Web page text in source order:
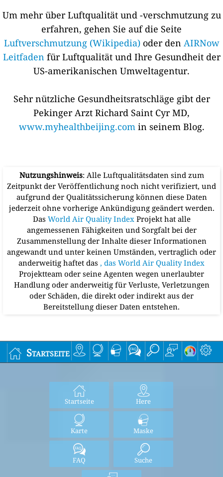
Um mehr über Luftqualität und -verschmutzung zu
erfahren, gehen Sie auf die Seite
Luftverschmutzung (Wikipedia)oder den AIRNow
Leitfaden für Luftqualität und Ihre Gesundheit der
US-amerikanischen Umweltagentur.
Sehr nützliche Gesundheitsratschläge gibt der
Pekinger Arzt Richard Saint Cyr MD,
www.myhealthbeijing.comin seinem Blog.
Nutzungshinweis: Alle Luftqualitätsdaten sind zum
Zeitpunkt der Veröffentlichung noch nicht verifiziert, und
aufgrund der Qualitätssicherung können diese Daten
jederzeit ohne vorherige Ankündigung geändert werden.
Das World Air Quality Index Projekt hat alle
angemessenen Fähigkeiten und Sorgfalt bei der
Zusammenstellung der Inhalte dieser Informationen
angewandt und unter keinen Umständen, vertraglich oder
anderweitig haftet das , das World Air Quality Index
Projektteam oder seine Agenten wegen unerlaubter
Handlung oder anderweitig für Verluste, Verletzungen
oder Schäden, die direkt oder indirekt aus der
Bereitstellung dieser Daten entstehen.
Startseite
Startseite Here
Karte Maske
FAQ Suche